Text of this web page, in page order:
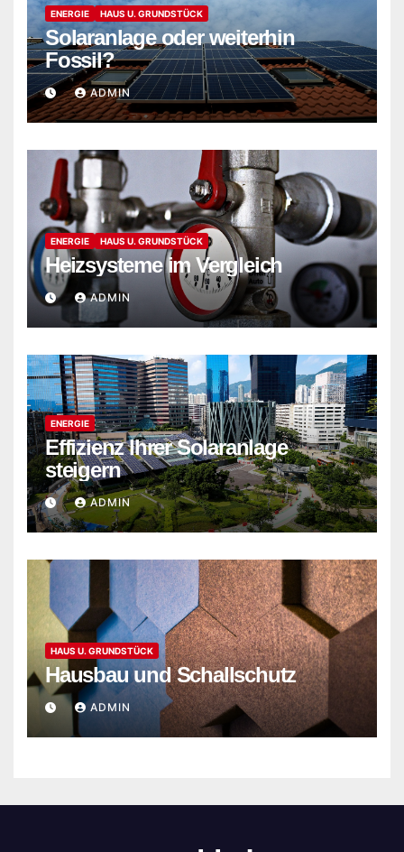
ENERGIE HAUS U. GRUNDSTÜCK
Solaranlage oder weiterhin
Fossil?
ADMIN
ENERGIE HAUS U. GRUNDSTÜCK
Heizsysteme im Vergleich
ADMIN
ENERGIE
Effizienz Ihrer Solaranlage
steigern
ADMIN
HAUS U. GRUNDSTÜCK
Hausbau und Schallschutz
ADMIN